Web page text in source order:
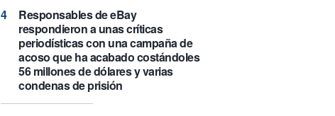
Responsables de eBay
respondieron a unas críticas
periodísticas con una campaña de
acoso que ha acabado costándoles
56 millones de dólares y varias
condenas de prisión